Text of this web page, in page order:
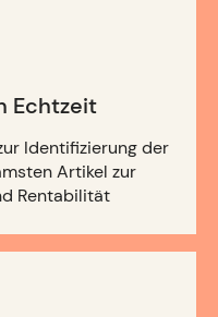
Echtzeit
Identifizierung der
Artikel zur
Rentabilität